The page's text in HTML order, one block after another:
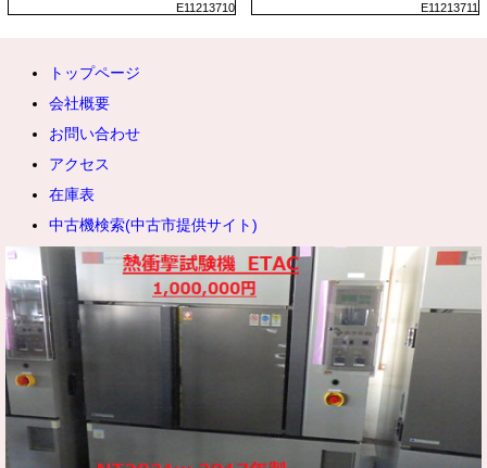
E11213710 E11213711
トップページ
会社概要
お問い合わせ
アクセス
在庫表
中古機検索(中古市提供サイト)